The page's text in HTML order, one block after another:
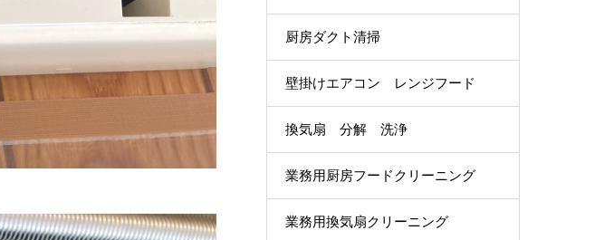
厨房ダクト清掃
壁掛けエアコン レンジフード
換気扇 分解 洗浄
業務用厨房フードクリーニング
業務用換気扇クリーニング